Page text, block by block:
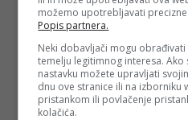
možemo upotrebljavati
Popis partnera.
Neki dobavljači mogu
temelju legitimnog interesa. Ako
nastavku možete upravljati
dnu ove stranice ili na izborniku
pristankom ili povlačenje
kolačića.